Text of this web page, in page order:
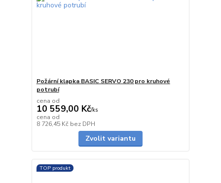
Požární klapka BASIC SERVO 230 pro kruhové
potrubí
cena od
10 559,00 Kč/ks
cena od
8 726,45 Kč bez DPH
Zvolit variantu
TOP produkt